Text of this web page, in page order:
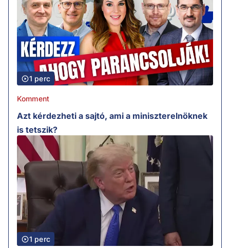
1 perc
Komment
Azt kérdezheti a sajtó, ami a miniszterelnöknek
is tetszik?
1 perc